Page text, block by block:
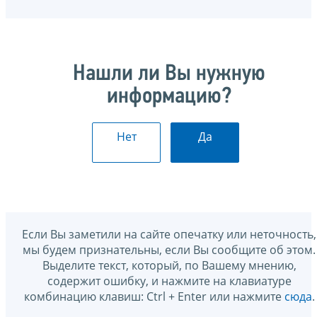
Нашли ли Вы нужную
информацию?
Нет Да
Если Вы заметили на сайте опечатку или неточность,
мы будем признательны, если Вы сообщите об этом.
Выделите текст, который, по Вашему мнению,
содержит ошибку, и нажмите на клавиатуре
комбинацию клавиш: Ctrl + Enter или нажмите сюда.